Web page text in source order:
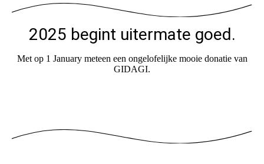
2025 begint uitermate goed.
Met op 1 January meteen een ongelofelijke mooie donatie van
GIDAGI.